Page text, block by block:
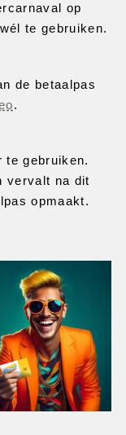
op
te gebruiken.
de betaalpas
.
te gebruiken.
vervalt na dit
opmaakt.